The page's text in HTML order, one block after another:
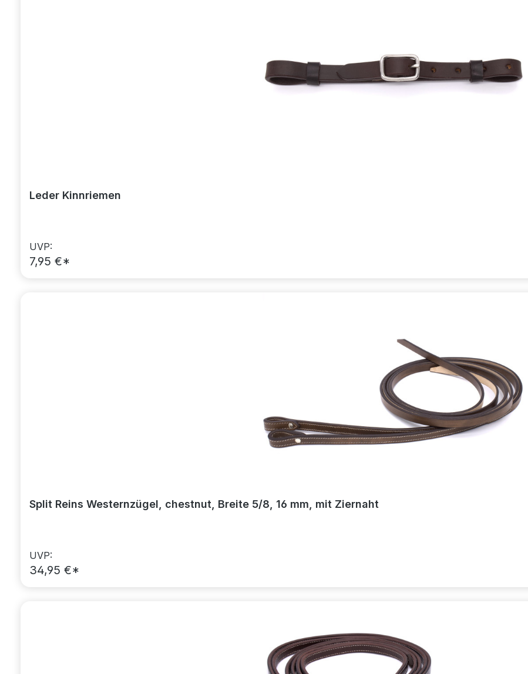
Leder Kinnriemen
UVP:
7,95 €*
Split Reins Westernzügel, chestnut, Breite 5/8, 16 mm, mit Ziernaht
UVP:
34,95 €*